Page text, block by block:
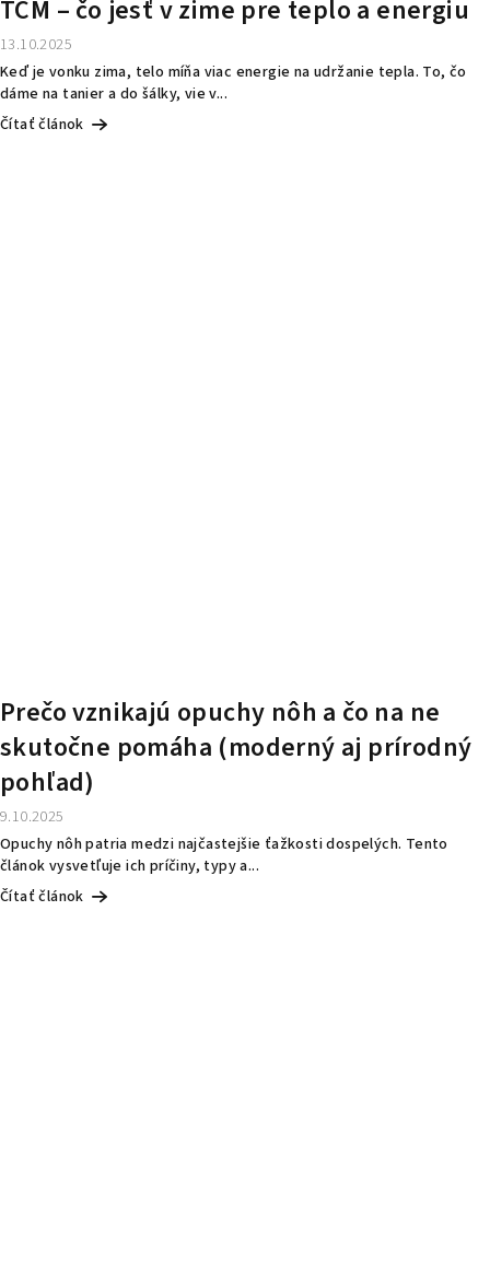
TČM – čo jesť v zime pre teplo a energiu
13.10.2025
Keď je vonku zima, telo míňa viac energie na udržanie tepla. To, čo
dáme na tanier a do šálky, vie v...
Čítať článok
Prečo vznikajú opuchy nôh a čo na ne
skutočne pomáha (moderný aj prírodný
pohľad)
9.10.2025
Opuchy nôh patria medzi najčastejšie ťažkosti dospelých. Tento
článok vysvetľuje ich príčiny, typy a...
Čítať článok